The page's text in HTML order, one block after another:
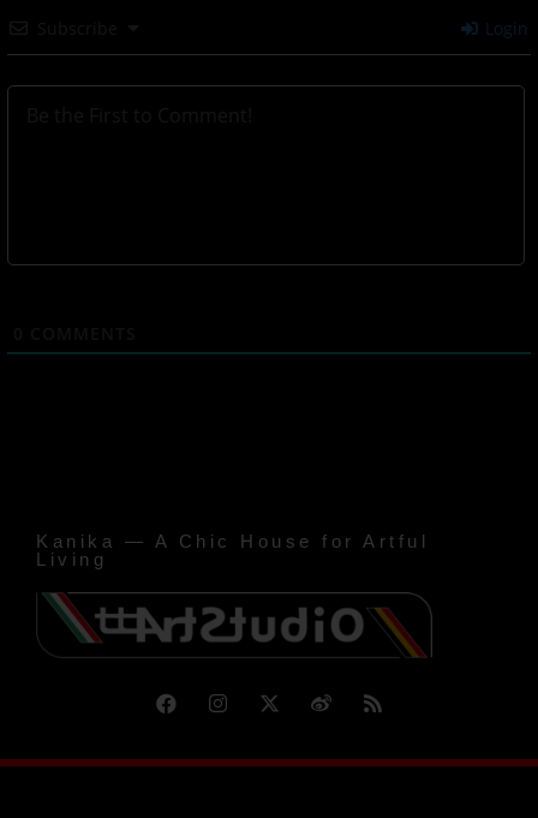
Login
Kanika — A Chic House for Artful
Living